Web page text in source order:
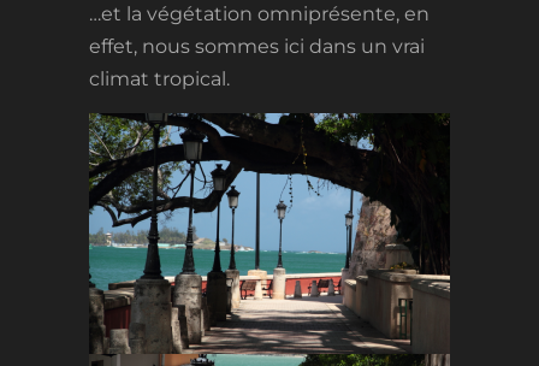
…et la végétation omniprésente, en
effet, nous sommes ici dans un vrai
climat tropical.